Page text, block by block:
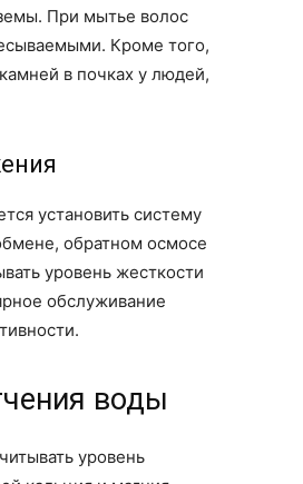
При мытье волос
Кроме того,
в почках у людей,
установить систему
обратном осмосе
уровень жесткости
обслуживание
воды
уровень